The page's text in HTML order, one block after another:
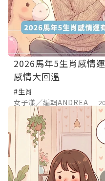
2026馬年5生肖感情
感情大回溫
#生肖
女子漾／編輯ANDREA